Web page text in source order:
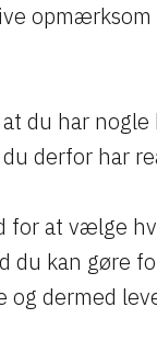
du har
derfor har
for at vælge
du kan gøre
og dermed